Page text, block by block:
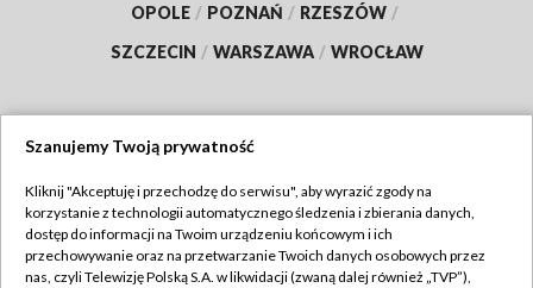
OPOLE / POZNAŃ / RZESZÓW /
SZCZECIN / WARSZAWA / WROCŁAW
TVP
Abonament TVP
Regulamin TVP
Szanujemy Twoją prywatność
Kliknij "Akceptuję i przechodzę do serwisu", aby wyrazić zgody na
korzystanie z technologii automatycznego śledzenia i zbierania danych,
dostęp do informacji na Twoim urządzeniu końcowym i ich
przechowywanie oraz na przetwarzanie Twoich danych osobowych przez
nas, czyli Telewizję Polską S.A. w likwidacji (zwaną dalej również „TVP”),